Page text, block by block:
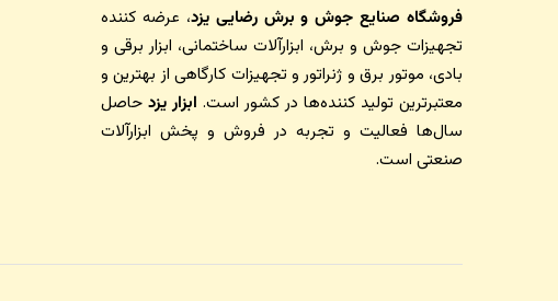
فروشگاه صنایع جوش و برش رضایی یزد، عرضه کننده
تجهیزات جوش و برش، ابزارآلات ساختمانی، ابزار برقی و
بادی، موتور برق و ژنراتور و تجهیزات کارگاهی از بهترین و
معتبرترین تولید کننده‌ها در کشور است. ابزار یزد حاصل
سال‌ها فعالیت و تجربه در فروش و پخش ابزارآلات
صنعتی است.